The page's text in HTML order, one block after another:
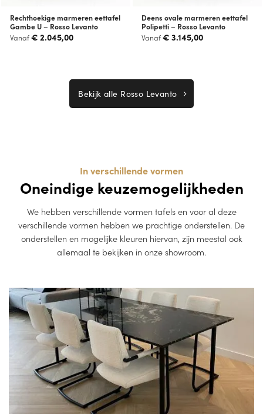
Rechthoekige marmeren eettafel
Gambe U – Rosso Levanto
Vanaf€ 2.045,00
Deens ovale marmeren eettafel
Polipetti – Rosso Levanto
Vanaf€ 3.145,00
Bekijk alle Rosso Levanto
In verschillende vormen
Oneindige keuzemogelijkheden
We hebben verschillende vormen tafels en voor al deze
verschillende vormen hebben we prachtige onderstellen. De
onderstellen en mogelijke kleuren hiervan, zijn meestal ook
allemaal te bekijken in onze showroom.